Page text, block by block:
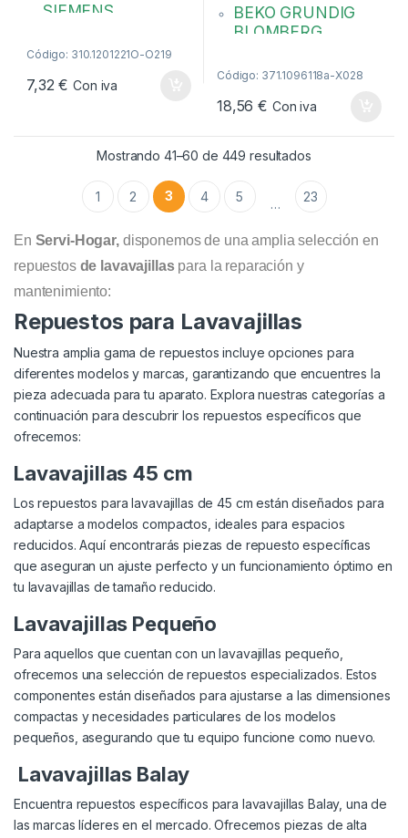
SIEMENS
00631221, 631221
Código: 310.1201221O-O219
7,32€ Con iva
BEKO GRUNDIG
BLOMBERG
Conexión Ø: 10 mm.
1760360200,
C00865002
Código: 371.1096118a-X028
18,56€ Con iva
Mostrando 41–60 de 449 resultadosOrdenado por
1 2 3 4 5 … 23
En Servi-Hogar,disponemos de una amplia selección en
repuestos de lavavajillaspara la reparación y
mantenimiento:
Repuestos para Lavavajillas
Nuestra amplia gama de repuestos incluye opciones para
diferentes modelos y marcas, garantizando que encuentres la
pieza adecuada para tu aparato. Explora nuestras categorías a
continuación para descubrir los repuestos específicos que
ofrecemos:
Lavavajillas 45 cm
Los repuestos para lavavajillas de 45 cm están diseñados para
adaptarse a modelos compactos, ideales para espacios
reducidos. Aquí encontrarás piezas de repuesto específicas
que aseguran un ajuste perfecto y un funcionamiento óptimo en
tu lavavajillas de tamaño reducido.
Lavavajillas Pequeño
Para aquellos que cuentan con un lavavajillas pequeño,
ofrecemos una selección de repuestos especializados. Estos
componentes están diseñados para ajustarse a las dimensiones
compactas y necesidades particulares de los modelos
pequeños, asegurando que tu equipo funcione como nuevo.
Lavavajillas Balay
Encuentra repuestos específicos para lavavajillas Balay, una de
las marcas líderes en el mercado. Ofrecemos piezas de alta